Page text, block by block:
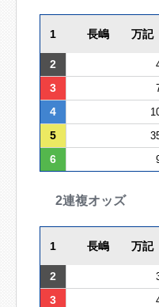
1 長嶋 万記
2
3
4
5
6
2連複オッズ
1 長嶋 万記
2
3